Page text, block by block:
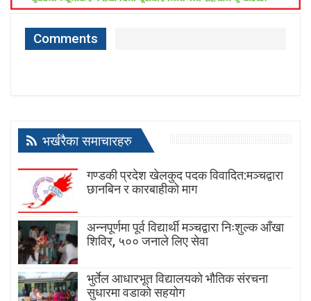
Comments
भर्खरैका समाचारहरु
गण्डकी प्रदेश खेलकुद पदक विवादित:मञ्चद्वारा
छानबिन र कारबाहीको माग
अन्नपूर्णमा पूर्व विद्यार्थी मञ्चद्वारा निःशुल्क आँखा
शिविर, ५०० जनाले लिए सेवा
भुर्तेल आधारभूत विद्यालयको भौतिक संरचना
सुधारमा वडाको सहयोग